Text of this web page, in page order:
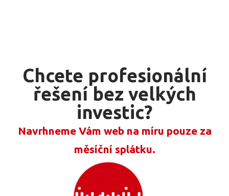
Chcete profesionální
řešení bez velkých
investic?
Navrhneme Vám web na míru pouze za
měsíční splátku.